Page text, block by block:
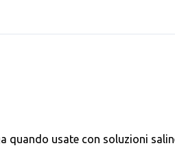
quando usate con soluzioni